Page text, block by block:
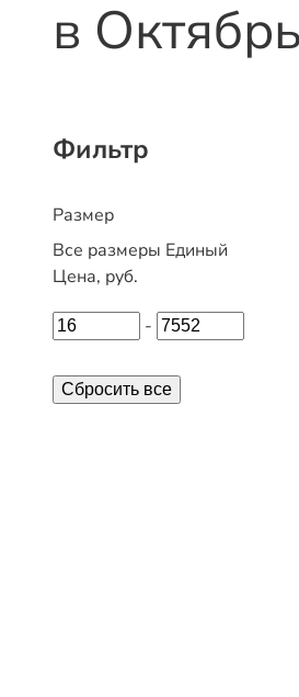
в
Фильтр
Размер
Все размеры Единый
Цена, руб.
-
Сбросить все